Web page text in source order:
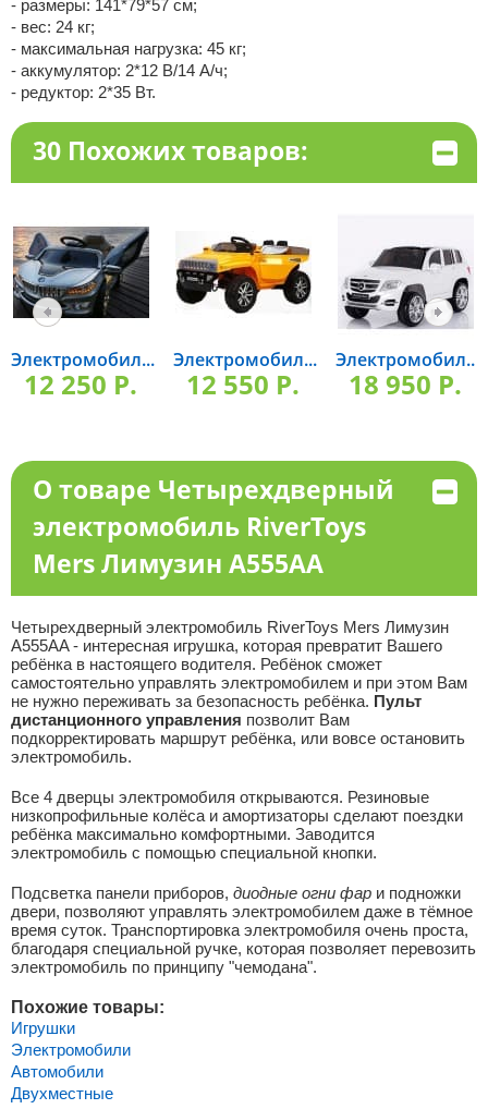
- размеры: 141*79*57 см;
- вес: 24 кг;
- максимальная нагрузка: 45 кг;
- аккумулятор: 2*12 В/14 А/ч;
- редуктор: 2*35 Вт.
30 Похожих товаров:
Электромобил...
12 250 P.
Электромобил...
12 550 P.
Электромобил...
18 950 P.
О товаре Четырехдверный
электромобиль RiverToys
Mers Лимузин A555AA
Четырехдверный электромобиль RiverToys Mers Лимузин
A555AA - интересная игрушка, которая превратит Вашего
ребёнка в настоящего водителя. Ребёнок сможет
самостоятельно управлять электромобилем и при этом Вам
не нужно переживать за безопасность ребёнка. Пульт
дистанционного управления позволит Вам
подкорректировать маршрут ребёнка, или вовсе остановить
электромобиль.
Все 4 дверцы электромобиля открываются. Резиновые
низкопрофильные колёса и амортизаторы сделают поездки
ребёнка максимально комфортными. Заводится
электромобиль с помощью специальной кнопки.
Подсветка панели приборов, диодные огни фари подножки
двери, позволяют управлять электромобилем даже в тёмное
время суток. Транспортировка электромобиля очень проста,
благодаря специальной ручке, которая позволяет перевозить
электромобиль по принципу "чемодана".
Похожие товары:
Игрушки
Электромобили
Автомобили
Двухместные